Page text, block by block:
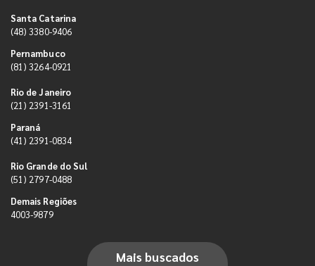
Santa Catarina
(48) 3380-9406
Pernambuco
(81) 3264-0921
Rio de Janeiro
(21) 2391-3161
Paraná
(41) 2391-0834
Rio Grande do Sul
(51) 2797-0488
Demais Regiões
4003-9879
Mais buscados